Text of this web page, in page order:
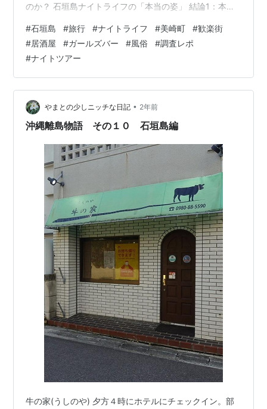
のか？ 石垣島ナイトライフの「本当の姿」 結論1：本土
「ガールズバー」「キャバクラ」は「グレーゾーン」と
して存在する 結論3：存在する場所は「雑居ビルの上層
階」である 5. 【豆知識】なぜ「グレーゾーン」店の存在
がわかるのか？ 6. 【結論】旅行者向け・石垣島「夜遊
び」安全ガイドマップ パターンA：健全に楽しみたい人
（家族・カ…
#石垣島 #旅行 #ナイトライフ #美崎町 #歓楽街
#居酒屋 #ガールズバー #風俗 #調査レポ
#ナイトツアー
やまとの少しニッチな日記 • 2年前
沖縄離島物語 その１０ 石垣島編
牛の家(うしのや) 夕方４時にホテルにチェックイン。部